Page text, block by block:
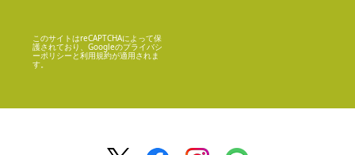
このサイトはreCAPTCHAによって保
護されており、Googleのプライバシ
ーポリシーと利用規約が適用されま
す。